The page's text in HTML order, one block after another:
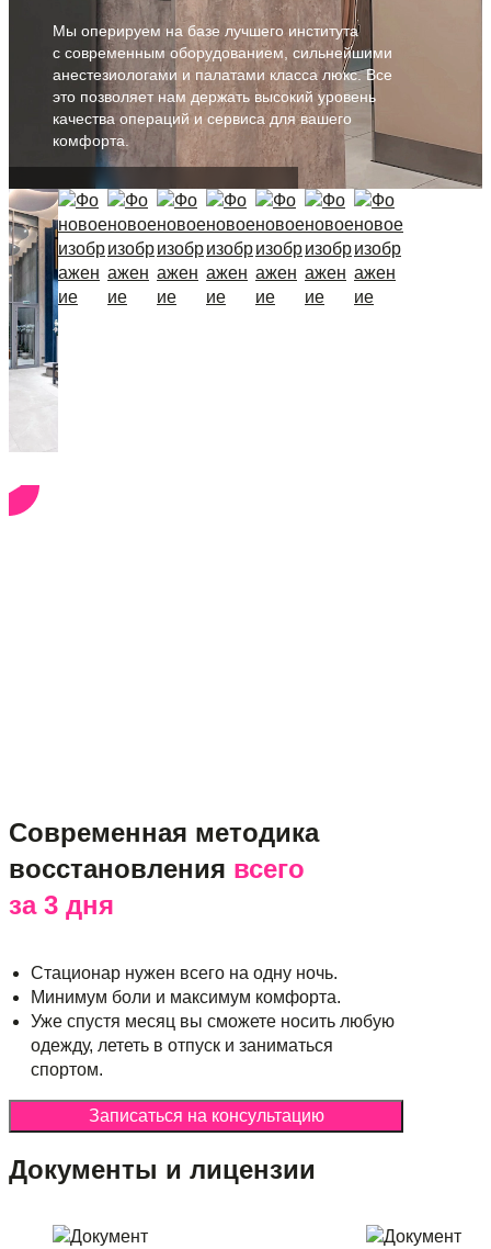
Мы оперируем на базе лучшего института
с современным оборудованием, сильнейшими
анестезиологами и палатами класса люкс. Все
это позволяет нам держать высокий уровень
качества операций и сервиса для вашего
комфорта.
Современная методика
восстановления всего
за 3 дня
Стационар нужен всего на одну ночь.
Минимум боли и максимум комфорта.
Уже спустя месяц вы сможете носить любую
одежду, лететь в отпуск и заниматься
спортом.
Записаться на консультацию
Документы и лицензии